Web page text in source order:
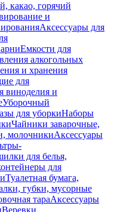
какао, горячий
и
Аксессуары для
Емкости для
алкогольных
и хранения
для
виноделия и
Уборочный
для уборкиНаборы
Чайники заварочные,
молочникиАксессуары
для белья,
для
Туалетная бумага,
губки, мусорные
тараАксессуары
Веревки,